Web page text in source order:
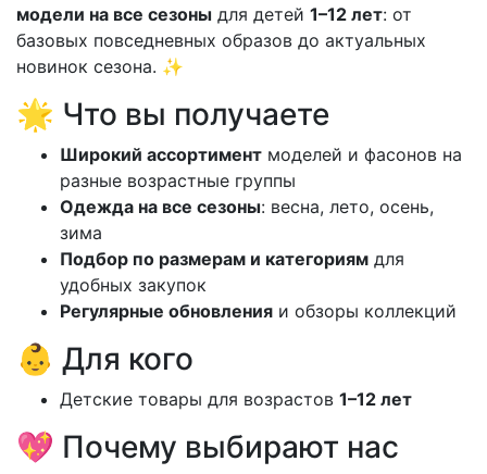
модели на все сезоны для детей 1–12 лет: от
базовых повседневных образов до актуальных
новинок сезона. ✨
🌟 Что вы получаете
Широкий ассортимент моделей и фасонов на
разные возрастные группы
Одежда на все сезоны: весна, лето, осень,
зима
Подбор по размерам и категориям для
удобных закупок
Регулярные обновления и обзоры коллекций
👶 Для кого
Детские товары для возрастов 1–12 лет
💖 Почему выбирают нас